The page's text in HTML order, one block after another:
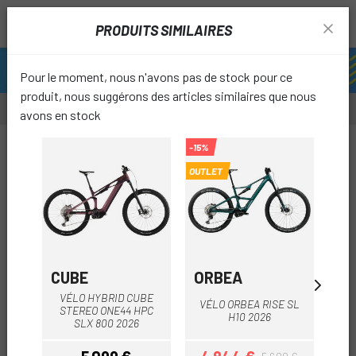
PRODUITS SIMILAIRES
Pour le moment, nous n'avons pas de stock pour ce
produit, nous suggérons des articles similaires que nous
avons en stock
CUBE
VÉLO HYBRID CUBE
STEREO ONE44 HPC
SLX 800 2026
-15%
OUTLET
ORBEA
VÉLO ORBEA RISE SL
H10 2026